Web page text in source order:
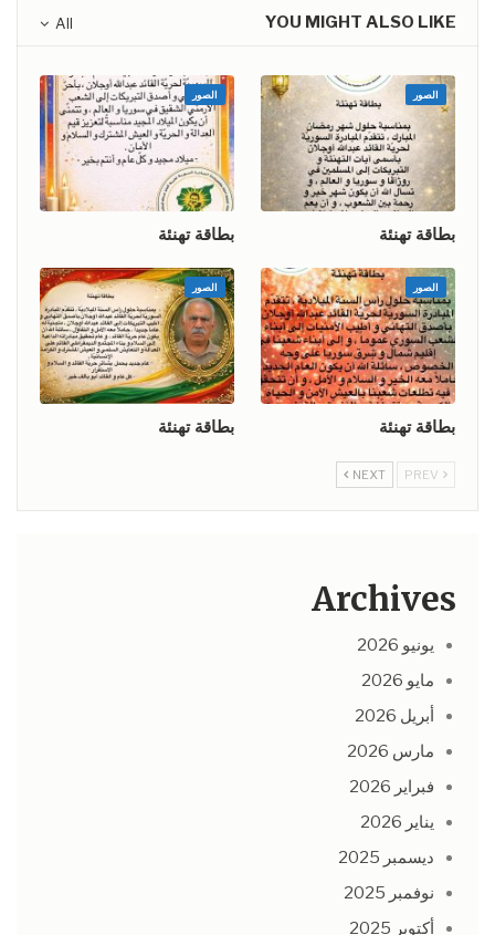
All YOU MIGHT ALSO LIKE
الصور
بطاقة تهنئة
الصور
بطاقة تهنئة
الصور
بطاقة تهنئة
الصور
بطاقة تهنئة
NEXT
Archives
يونيو 2026
مايو 2026
أبريل 2026
مارس 2026
فبراير 2026
يناير 2026
ديسمبر 2025
نوفمبر 2025
أكتوبر 2025